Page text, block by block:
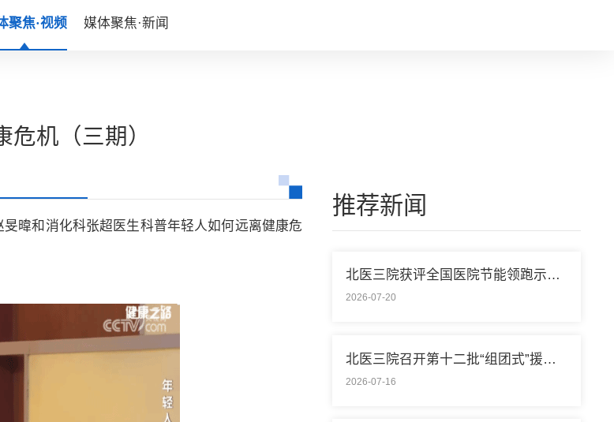
聚焦·视频 媒体聚焦·新闻
危机（三期）
暐和消化科张超医生科普年轻人如何远离健康危
推荐新闻
北医三院获评全国医院节能领跑示范单位称号
2026-07-20
北医三院召开第十二批“组团式”援藏医疗队欢送会
2026-07-16